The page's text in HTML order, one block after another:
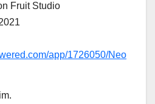
Fruit Studio
app/1726050/Neo